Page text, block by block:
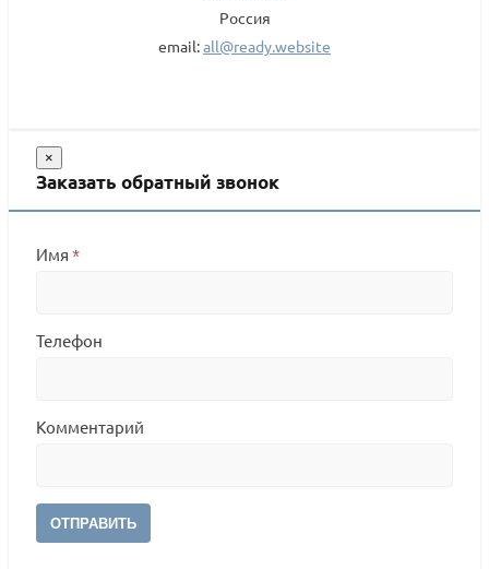
Россия
email:all@ready.website
×
Заказать обратный звонок
Имя *
Телефон
Комментарий
ОТПРАВИТЬ